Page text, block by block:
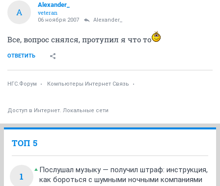
A
Alexander_
veteran
06 ноября 2007 Alexander_
Все, вопрос снялся, протупил я что то
ОТВЕТИТЬ
НГС.Форум Компьютеры Интернет Связь
Доступ в Интернет. Локальные сети
ТОП 5
1
Послушал музыку — получил штраф: инструкция,
как бороться с шумными ночными компаниями